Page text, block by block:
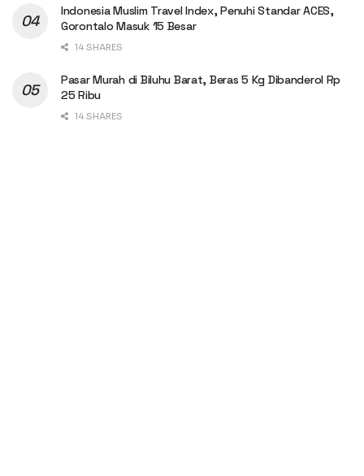
Indonesia Muslim Travel Index, Penuhi Standar ACES,
Gorontalo Masuk 15 Besar
14 SHARES
Pasar Murah di Biluhu Barat, Beras 5 Kg Dibanderol Rp
25 Ribu
14 SHARES